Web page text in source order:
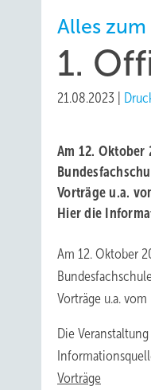
Alles
1.
21.08.2023
Am 12. Oktober
Vorträge u.a.
Hier die
Am 12. Oktober
Vorträge u.a.
Die
Vorträge